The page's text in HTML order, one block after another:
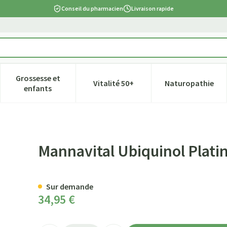
Conseil du pharmacien Livraison rapide
Beauté, soins et hygiène
menu pour la catégorie Régime, alimentation & vitamines
Grossesse et
enfantsAfficher le sous-menu pour la catégorie Grossesse et
Vitalité 50+Afficher le sous-menu pour la
Naturopathie
Afficher le
60
Mannavital Ubiquinol
34,95 €
Sur demande